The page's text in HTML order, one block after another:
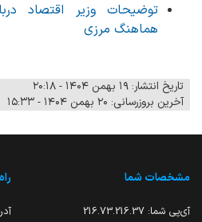
توضیحات وزیر اقتصاد
هماهنگ مرزی
تاریخ انتشار: ۱۹ بهمن ۱۴۰۴ - ۲۰:۱۸
آخرین بروزرسانی: ۲۰ بهمن ۱۴۰۴ - ۱۵:۳۳
مشخصات شما
آی‌پی شما: 216.73.216.37